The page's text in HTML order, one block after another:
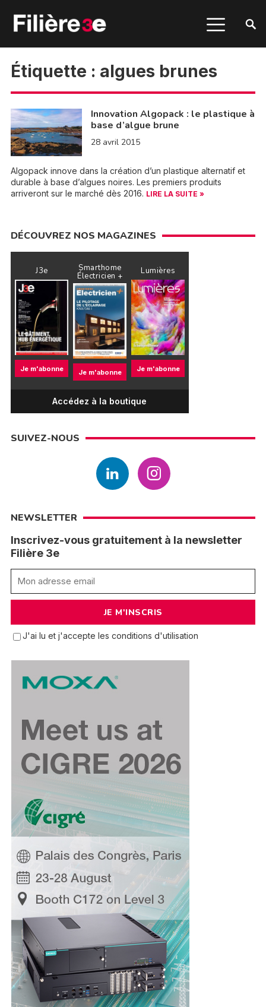
Étiquette : algues brunes
Innovation Algopack : le plastique à
base d’algue brune
28 avril 2015
Algopack innove dans la création d’un plastique alternatif et
durable à base d’algues noires. Les premiers produits
arriveront sur le marché dès 2016. LIRE LA SUITE »
DÉCOUVREZ NOS MAGAZINES
J3e
Je m'abonne
Smarthome
Électricien +
Je m'abonne
Lumières
Je m'abonne
Accédez à la boutique
SUIVEZ-NOUS
NEWSLETTER
Inscrivez-vous gratuitement à la newsletter
Filière 3e
J'ai lu et j'accepte les conditions d'utilisation